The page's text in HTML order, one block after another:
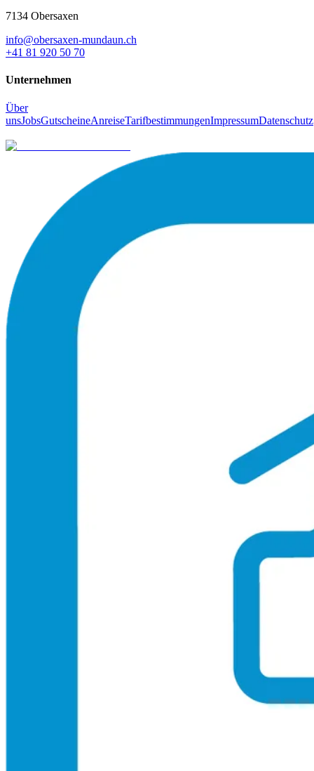
7134 Obersaxen
info@obersaxen-mundaun.ch
+41 81 920 50 70
Unternehmen
Über
unsJobsGutscheineAnreiseTarifbestimmungenImpressumDatenschutz